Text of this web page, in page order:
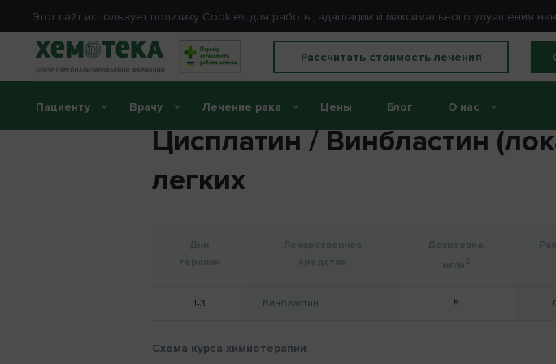
Этот сайт использует политику Сookies для работы, адаптации и максимального улучшения
Рассчитать стоимость лечения
Пациенту Врачу Лечение рака Цены Блог О нас
Цисплатин / Винбластин
легких
1-3 Винбластин 5
Схема курса химиотерапии